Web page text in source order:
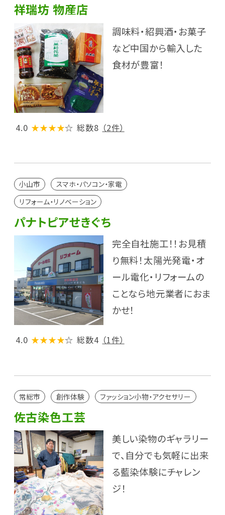
祥瑞坊 物産店
調味料・紹興酒・お菓子
など中国から輸入した
食材が豊富！
4.0 ★★★★☆ 総数8 （2件）
小山市
スマホ・パソコン・家電
リフォーム・リノベーション
パナトピアせきぐち
完全自社施工！！お見積
り無料！太陽光発電・オ
ール電化・リフォームの
ことなら地元業者におま
かせ！
4.0 ★★★★☆ 総数4 （1件）
常総市 創作体験 ファッション小物・アクセサリー
佐古染色工芸
美しい染物のギャラリー
で、自分でも気軽に出来
る藍染体験にチャレン
ジ！